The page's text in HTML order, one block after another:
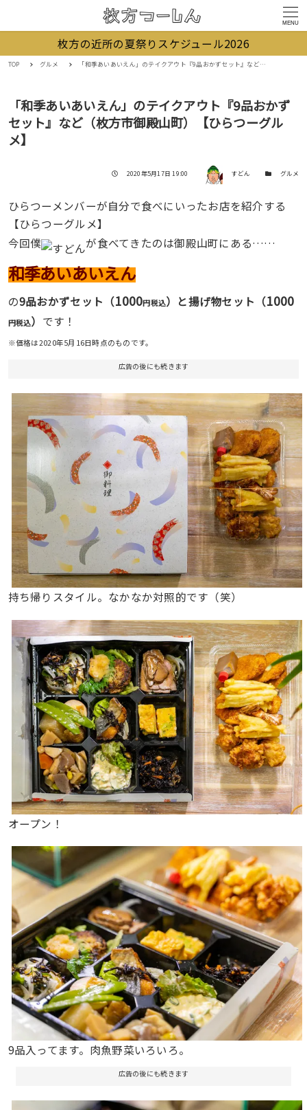
MENU
枚方の近所の夏祭りスケジュール2026
TOP グルメ 「和季あいあいえん」のテイクアウト『9品おかずセット』など（枚方市御殿山町）【ひらつーグルメ】
「和季あいあいえん」のテイクアウト『9品おかず
セット』など（枚方市御殿山町）【ひらつーグル
メ】
投稿日
2020年5月17日 19:00 著者 すどん カテゴリー
グルメ
ひらつーメンバーが自分で食べにいったお店を紹介する
【ひらつーグルメ】
今回僕
が食べてきたのは御殿山町にある……
和季あいあいえん
の9品おかずセット（1000円税込）と揚げ物セット （1000
円税込） です！
※価格は2020年5月16日時点のものです。
広告の後にも続きます
持ち帰りスタイル。なかなか対照的です（笑）
オープン！
9品入ってます。肉魚野菜いろいろ。
広告の後にも続きます